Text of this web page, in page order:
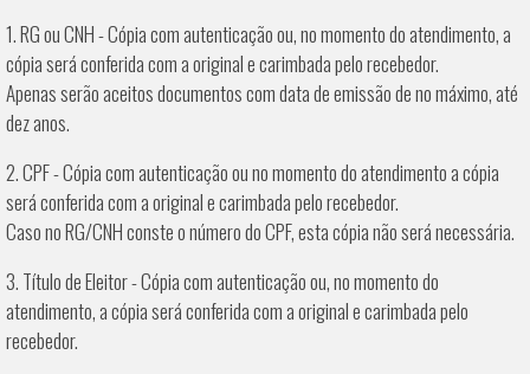
1. RG ou CNH - Cópia com autenticação ou, no momento do atendimento, a
cópia será conferida com a original e carimbada pelo recebedor.
Apenas serão aceitos documentos com data de emissão de no máximo, até
dez anos.
2. CPF - Cópia com autenticação ou no momento do atendimento a cópia
será conferida com a original e carimbada pelo recebedor.
Caso no RG/CNH conste o número do CPF, esta cópia não será necessária.
3. Título de Eleitor - Cópia com autenticação ou, no momento do
atendimento, a cópia será conferida com a original e carimbada pelo
recebedor.